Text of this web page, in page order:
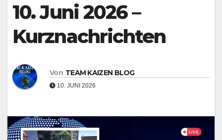
10. Juni 2026 –
Kurznachrichten
Von TEAM KAIZEN BLOG
10. JUNI 2026